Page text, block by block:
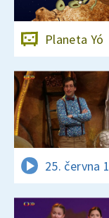
Planeta Yó
25. června